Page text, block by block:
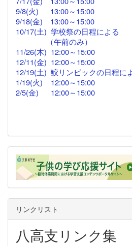
9/8(火) 13:00～15:00
9/18(金) 13:00～15:00
10/17(土) 学校祭の日程による
（午前のみ）
11/26(木) 12:00～15:00
12/11(金) 12:00～15:00
12/19(土) 鮫リンピックの日程に
1/19(火) 12:00～15:00
2/5(金) 12:00～15:00
リンクリスト
八高支リンク集